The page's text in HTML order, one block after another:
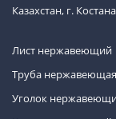
Казахстан, г.
Лист нержавеющий
Труба нержавеющая
Уголок